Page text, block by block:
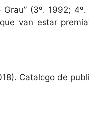
Grau” (3º. 1992;
van estar
Catalogo de